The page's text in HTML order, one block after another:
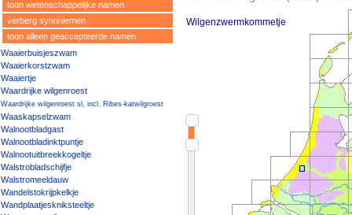
toon wetenschappelijke namen
verberg synoniemen
toon alleen geaccepteerde namen
Waaierbuisjeszwam
Waaierkorstzwam
Waaiertje
Waardrijke wilgenroest
Waardrijke wilgenroest sl, incl. Ribes-katwilgroest
Waaskapselzwam
Walnootbladgast
Walnootbladinktpuntje
Walnootuitbreekkogeltje
Walstrobladschijfje
Walstromeeldauw
Wandelstokrijpkelkje
Wandplaatjeskniksteeltje
Wilgenzwermkommetje